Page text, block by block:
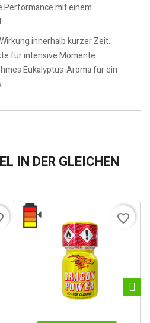
Performance mit einem
innerhalb kurzer Zeit.
für intensive Momente.
Eukalyptus-Aroma für ein
IN DER GLEICHEN
favorite_border